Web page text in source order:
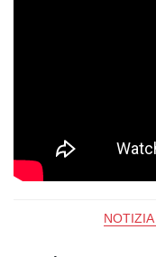
NOTIZIA